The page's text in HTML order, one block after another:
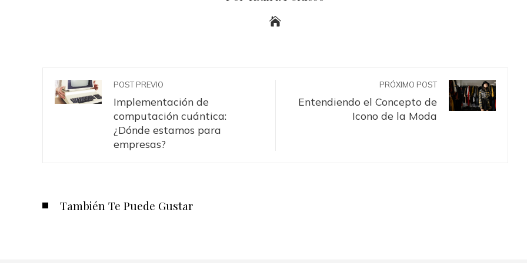
POST PREVIO
Implementación de
computación cuántica:
¿Dónde estamos para
empresas?
PRÓXIMO POST
Entendiendo el Concepto de
Icono de la Moda
También Te Puede Gustar